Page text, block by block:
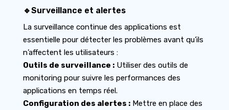
🔹Surveillance et alertes
La surveillance continue des applications est
essentielle pour détecter les problèmes avant qu’ils
n’affectent les utilisateurs :
Outils de surveillance :Utiliser des outils de
monitoring pour suivre les performances des
applications en temps réel.
Configuration des alertes :Mettre en place des